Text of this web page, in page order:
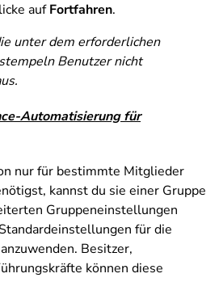
aufFortfahren.
unter dem erforderlichen
Benutzer nicht
Automatisierung für
nur für bestimmte Mitglieder
kannst du sie einer Gruppe
Gruppeneinstellungen
für die
Besitzer,
können diese